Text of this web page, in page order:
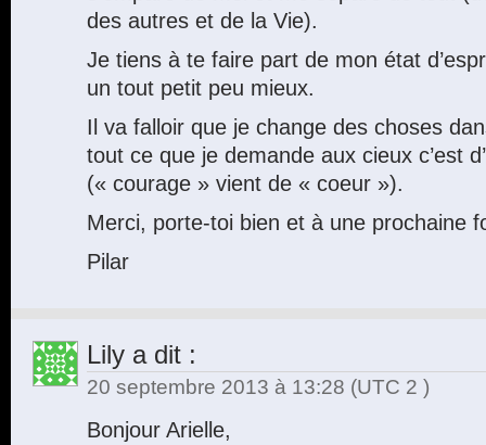
des autres et de la Vie).
Je tiens à te faire part de mon état
un tout petit peu mieux.
Il va falloir que je change des choses
tout ce que je demande aux cieux c’est
(« courage » vient de « coeur »).
Merci, porte-toi bien et à une prochaine
Pilar
Lily a dit :
20 septembre 2013 à 13:28 (UTC 2 )
Bonjour Arielle,